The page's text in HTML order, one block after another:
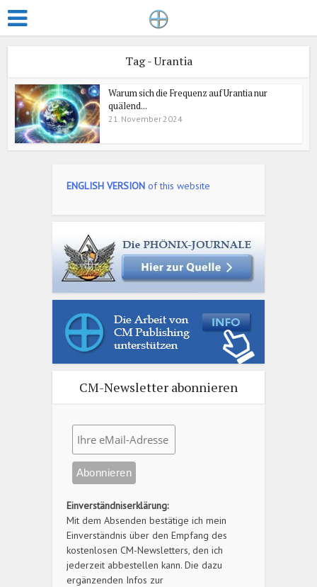
Tag - Urantia
Warum sich die Frequenz auf Urantia nur
quälend...
21. November 2024
ENGLISH VERSION of this website
CM-Newsletter abonnieren
Einverständniserklärung:
Mit dem Absenden bestätige ich mein
Einverständnis über den Empfang des
kostenlosen CM-Newsletters, den ich
jederzeit abbestellen kann. Die dazu
ergänzenden Infos zur